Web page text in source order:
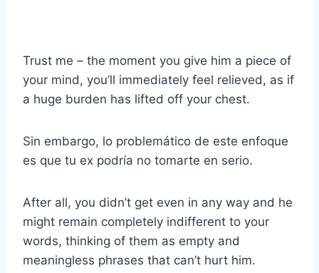
Trust me – the moment you give him a piece of
your mind, you’ll immediately feel relieved, as if
a huge burden has lifted off your chest.
Sin embargo, lo problemático de este enfoque
es que tu ex podría no tomarte en serio.
After all, you didn’t get even in any way and he
might remain completely indifferent to your
words, thinking of them as empty and
meaningless phrases that can’t hurt him.